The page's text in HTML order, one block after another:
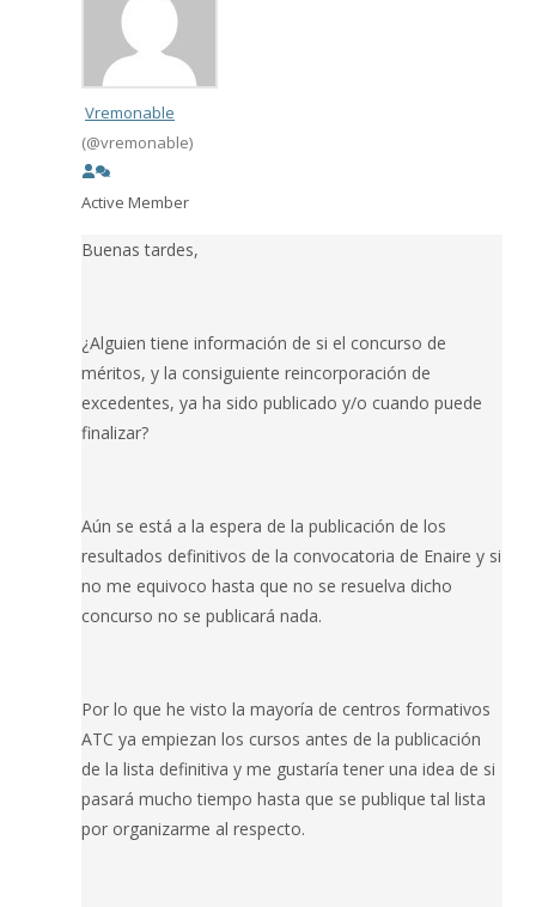
Vremonable
(@vremonable)
Active Member
Buenas tardes,
¿Alguien tiene información de si el concurso de
méritos, y la consiguiente reincorporación de
excedentes, ya ha sido publicado y/o cuando puede
finalizar?
Aún se está a la espera de la publicación de los
resultados definitivos de la convocatoria de Enaire y si
no me equivoco hasta que no se resuelva dicho
concurso no se publicará nada.
Por lo que he visto la mayoría de centros formativos
ATC ya empiezan los cursos antes de la publicación
de la lista definitiva y me gustaría tener una idea de si
pasará mucho tiempo hasta que se publique tal lista
por organizarme al respecto.